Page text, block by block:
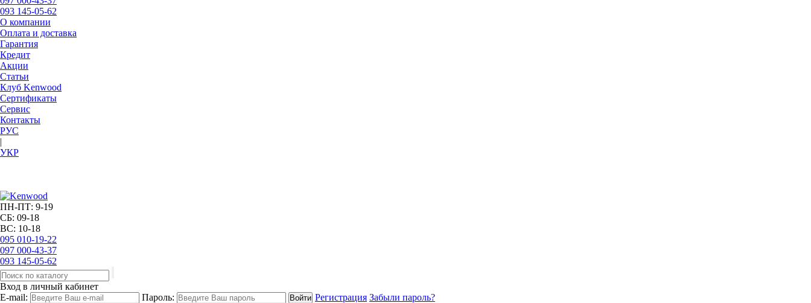
093 145-05-62
О компании
Оплата и доставка
Гарантия
Кредит
Акции
Статьи
Клуб Kenwood
Сертификаты
Сервис
Контакты
РУC
|
УКР
ПН-ПТ: 9-19
СБ: 09-18
ВС: 10-18
095 010-19-22
097 000-43-37
093 145-05-62
Вход в личный кабинет
E-mail:
Пароль: Регистрация Забыли пароль?